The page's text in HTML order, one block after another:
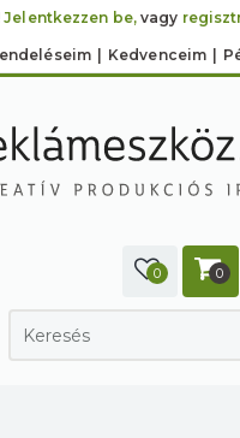
Jelentkezzen be,vagy
Kedvenceim
0 0